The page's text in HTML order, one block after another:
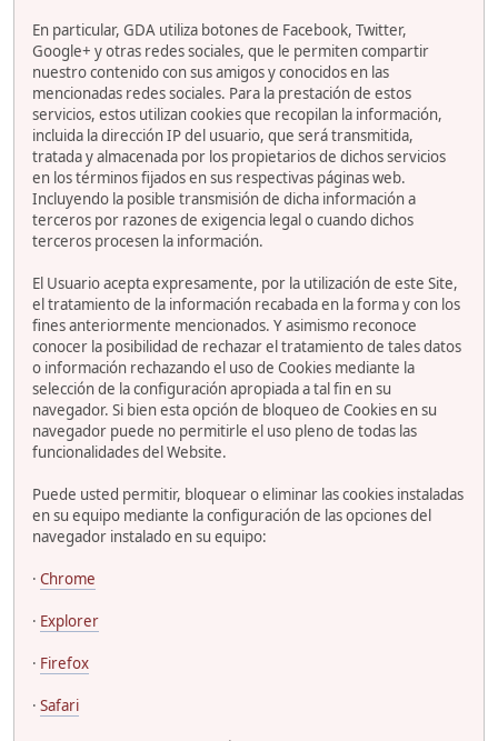
En particular, GDA utiliza botones de Facebook, Twitter,
Google+ y otras redes sociales, que le permiten compartir
nuestro contenido con sus amigos y conocidos en las
mencionadas redes sociales. Para la prestación de estos
servicios, estos utilizan cookies que recopilan la información,
incluida la dirección IP del usuario, que será transmitida,
tratada y almacenada por los propietarios de dichos servicios
en los términos fijados en sus respectivas páginas web.
Incluyendo la posible transmisión de dicha información a
terceros por razones de exigencia legal o cuando dichos
terceros procesen la información.
El Usuario acepta expresamente, por la utilización de este Site,
el tratamiento de la información recabada en la forma y con los
fines anteriormente mencionados. Y asimismo reconoce
conocer la posibilidad de rechazar el tratamiento de tales datos
o información rechazando el uso de Cookies mediante la
selección de la configuración apropiada a tal fin en su
navegador. Si bien esta opción de bloqueo de Cookies en su
navegador puede no permitirle el uso pleno de todas las
funcionalidades del Website.
Puede usted permitir, bloquear o eliminar las cookies instaladas
en su equipo mediante la configuración de las opciones del
navegador instalado en su equipo:
· Chrome
· Explorer
· Firefox
· Safari